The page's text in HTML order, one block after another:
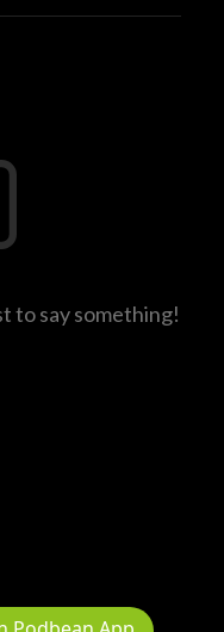
to say something!